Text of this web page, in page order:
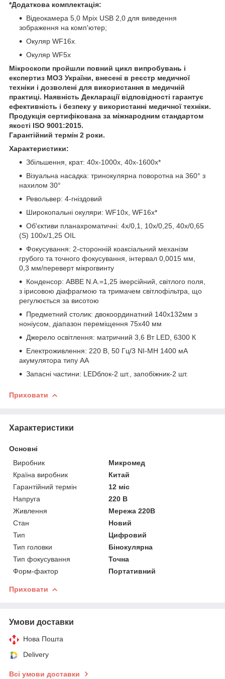
*Додаткова комплектація:
Відеокамера 5,0 Mpix USB 2,0 для виведення
зображення на комп'ютер;
Окуляр WF16х
Окуляр WF5x
Мікроскопи пройшли повний цикл випробувань і
експертиз МОЗ України, внесені в реєстр медичної
техніки і дозволені для використання в медичній
практиці. Наявність Декларації відповідності гарантує
ефективність і безпеку у використанні медичної техніки.
Продукція сертифікована за міжнародним стандартом
якості ISO 9001:2015.
Гарантійний термін 2 роки.
Характеристики:
Збільшення, крат: 40х-1000х, 40х-1600х*
Візуальна насадка: тринокулярна поворотна на 360° з
нахилом 30°
Револьвер: 4-гніздовий
Широкопальні окуляри: WF10х, WF16х*
Об'єктиви планахроматичні: 4х/0,1, 10х/0,25, 40х/0,65
(S) 100х/1,25 OIL
Фокусування: 2-сторонній коаксіальний механізм
грубого та точного фокусування, інтервал 0,0015 мм,
0,3 мм/переверт мікрогвинту
Конденсор: ABBE N.A.=1,25 імерсійний, світлого поля,
з ірисовою діафрагмою та тримачем світлофільтра, що
регулюється за висотою
Предметний столик: двокоординатний 140х132мм з
ноніусом, діапазон переміщення 75х40 мм
Джерело освітлення: матричний 3,6 Вт LED, 6300 К
Електроживлення: 220 В, 50 Гц/3 NI-MH 1400 мА
акумулятора типу АА
Запасні частини: LEDблок-2 шт., запобіжник-2 шт.
Приховати
Характеристики
Основні
Виробник
Микромед
Країна виробник
Китай
Гарантійний термін
12 міс
Напруга
220 В
Живлення
Мережа 220В
Стан
Новий
Тип
Цифровий
Тип головки
Бінокулярна
Тип фокусування
Точна
Форм-фактор
Портативний
Приховати
Умови доставки
Нова Пошта
Delivery
Всі умови доставки